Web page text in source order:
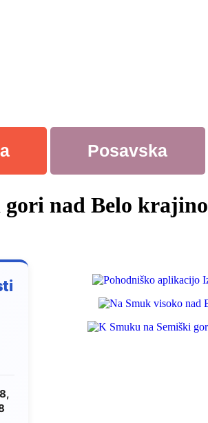
Posavska
gori nad Belo krajino